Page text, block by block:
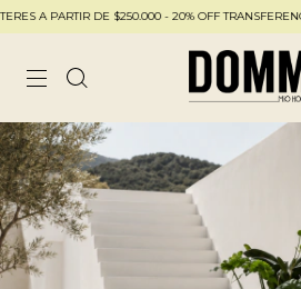
A PARTIR DE $250.000 - 20% OFF TRANSFERENCIA